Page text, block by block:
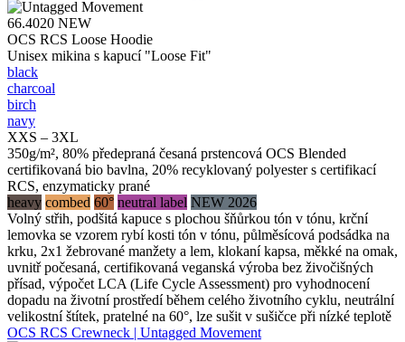
66.4020 NEW
OCS RCS Loose Hoodie
Unisex mikina s kapucí "Loose Fit"
black
charcoal
birch
navy
XXS – 3XL
350g/m², 80% předepraná česaná prstencová OCS Blended
certifikovaná bio bavlna, 20% recyklovaný polyester s certifikací
RCS, enzymaticky prané
heavy combed 60° neutral label NEW 2026
Volný střih, podšitá kapuce s plochou šňůrkou tón v tónu, krční
lemovka se vzorem rybí kosti tón v tónu, půlměsícová podsádka na
krku, 2x1 žebrované manžety a lem, klokaní kapsa, měkké na omak,
uvnitř počesaná, certifikovaná veganská výroba bez živočišných
přísad, výpočet LCA (Life Cycle Assessment) pro vyhodnocení
dopadu na životní prostředí během celého životního cyklu, neutrální
velikostní štítek, pratelné na 60°, lze sušit v sušičce při nízké teplotě
OCS RCS Crewneck | Untagged Movement